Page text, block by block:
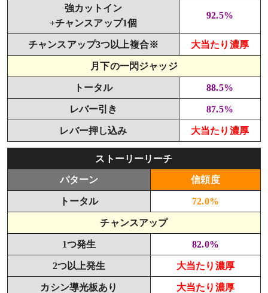
強カットイン
+チャンスアップ1個
92.5%
チャンスアップ3つ以上複合※ 大当たり濃厚
月下の一閃ジャッジ
トータル 88.5%
レバー引き 87.5%
レバー押し込み 大当たり濃厚
ストーリーリーチ
パターン 信頼度
トータル 72.0%
チャンスアップ
1つ発生 82.0%
2つ以上発生 大当たり濃厚
カシン導光板あり 大当たり濃厚